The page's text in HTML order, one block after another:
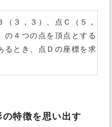
（３，３）、点Ｃ（５，
の４つの点を頂点とする
るとき、点Ｄの座標を求
特徴を思い出す